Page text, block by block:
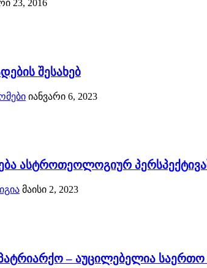
23, 2016
შესახებ
იანვარი 6, 2023
ასტროთეოლოგიურ
მაისი 2, 2023
– აუცილებელია